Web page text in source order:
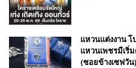
แหวนแต่งงาน
แหวนเพชรมีเริ่
(ซอยข้างเซฟวัน)